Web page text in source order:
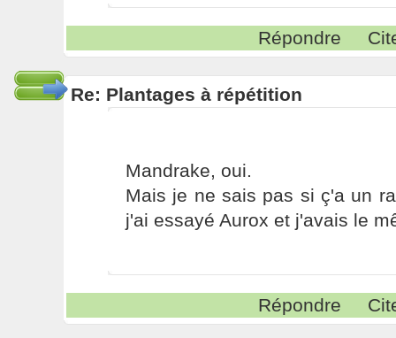
Répondre
Re: Plantages à répétition
Mandrake, oui.
Mais je ne sais pas si ç'a un
j'ai essayé Aurox et j'avais le
Répondre